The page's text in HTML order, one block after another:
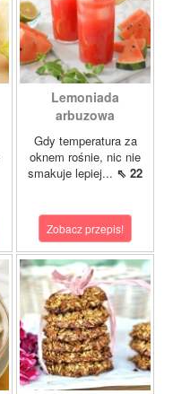
Lemoniada
arbuzowa
Gdy temperatura za
oknem rośnie, nic nie
smakuje lepiej... ⇖ 22
Zobacz przepis!